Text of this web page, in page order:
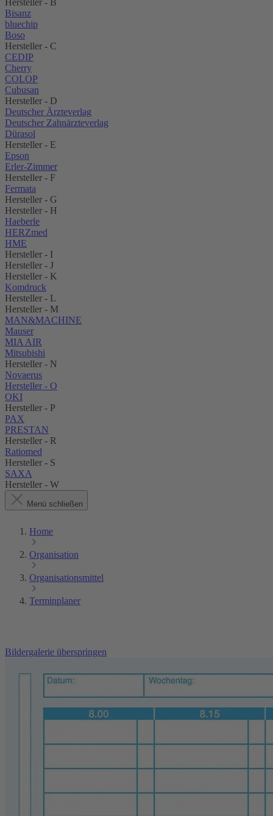
Hersteller - B
Bisanz
bluechip
Boso
Hersteller - C
CEDIP
Cherry
COLOP
Cubusan
Hersteller - D
Deutscher Ärzteverlag
Deutscher Zahnärzteverlag
Dürasol
Hersteller - E
Epson
Erler-Zimmer
Hersteller - F
Fermata
Hersteller - G
Hersteller - H
Haeberle
HERZmed
HME
Hersteller - I
Hersteller - J
Hersteller - K
Komdruck
Hersteller - L
Hersteller - M
MAN&MACHINE
Mauser
MIA AIR
Mitsubishi
Hersteller - N
Novaerus
Hersteller - O
OKI
Hersteller - P
PAX
PRESTAN
Hersteller - R
Ratiomed
Hersteller - S
SAXA
Hersteller - W
Menü schließen
Home
Organisation
Organisationsmittel
Terminplaner
Bildergalerie überspringen